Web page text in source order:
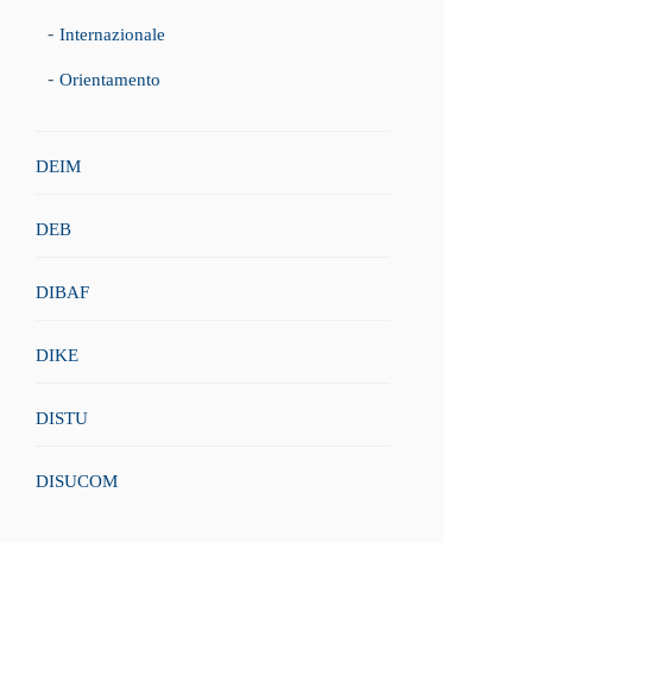
Internazionale
Orientamento
DEIM
DEB
DIBAF
DIKE
DISTU
DISUCOM